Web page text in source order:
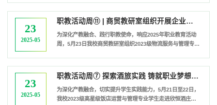
场，学生们分组实操关键畜牧技术。羔羊断尾环节中，他们
需精准定位尾椎并套扎橡胶圈，通过规范操作保障动物健
康。羊龄鉴别需细致观察牙齿磨损程度，静脉采血考验血管
定位的精准度，牛的直肠检查则通...
23
2025-05
职教活动周⑪ | 商贸教研室组织开展企业参观实训
​为深化产教融合、践行职教使命，响应2025年职业教育活动
周，5月23日我校商贸教研室组织2023级物流服务与管理专业
的融合之道。在宁夏闽宁故事科技有限公司，师生们深入企
业生产一线，聆听讲解员讲述闽宁协作背景下企业“以茶为
媒”的创业故事。从六堡茶、茯砖茶的制作工艺展示，到枸杞
八宝茶、沙棘果茶等创新产品的...
23
2025-05
职教活动周⑦ 探索酒旅实践 铸就职业梦想 | 酒旅教研室开展酒庄、酒店参观及调酒实训活动
​为深化产教融合，切实提升学生实践能力，5月21日至22日，
我校2023级高星级饭店运营与管理专业学生走进欣恒酒庄与